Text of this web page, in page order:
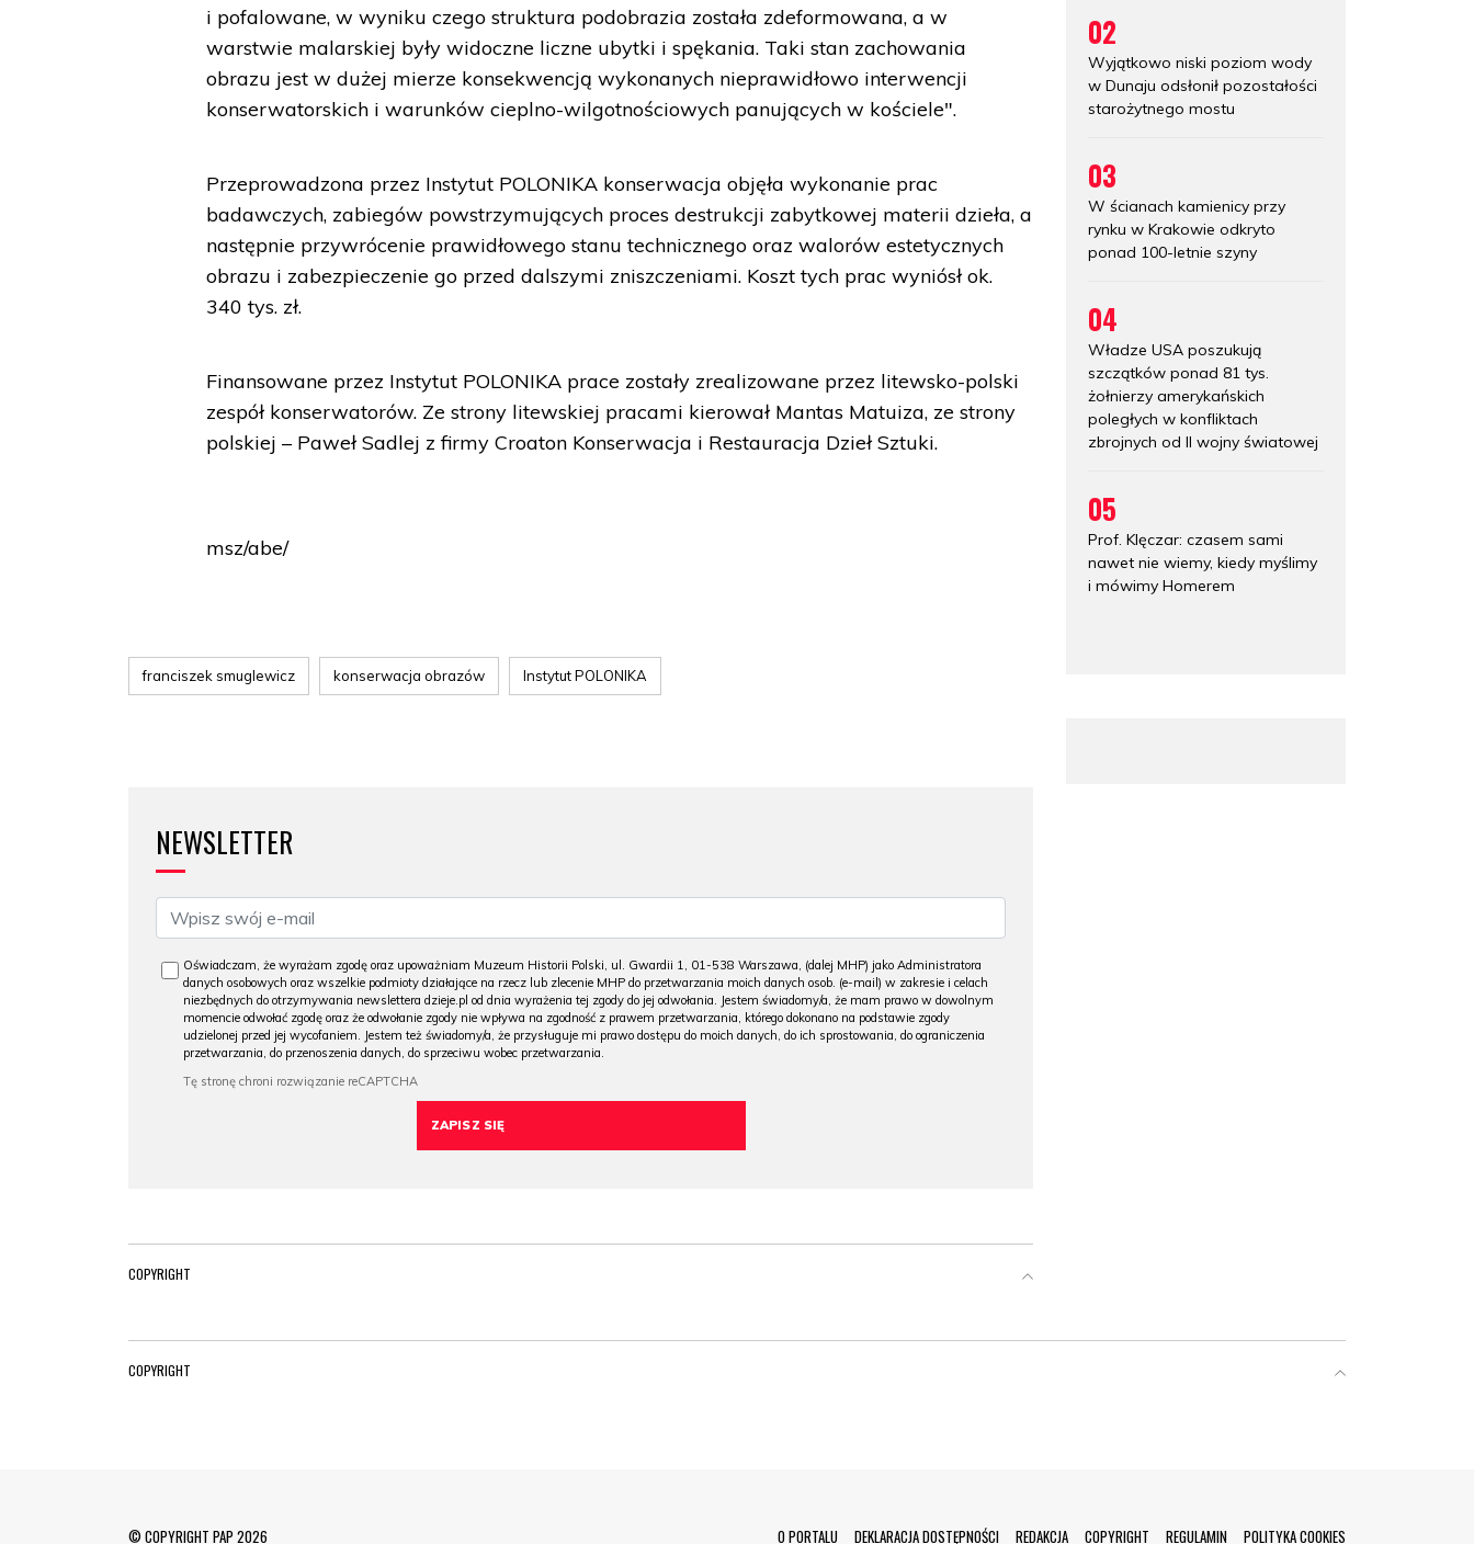
i pofalowane, w wyniku czego struktura podobrazia została zdeformowana, a w
warstwie malarskiej były widoczne liczne ubytki i spękania. Taki stan zachowania
obrazu jest w dużej mierze konsekwencją wykonanych nieprawidłowo interwencji
konserwatorskich i warunków cieplno-wilgotnościowych panujących w kościele".
Przeprowadzona przez Instytut POLONIKA konserwacja objęła wykonanie prac
badawczych, zabiegów powstrzymujących proces destrukcji zabytkowej materii dzieła, a
następnie przywrócenie prawidłowego stanu technicznego oraz walorów estetycznych
obrazu i zabezpieczenie go przed dalszymi zniszczeniami. Koszt tych prac wyniósł ok.
340 tys. zł.
Finansowane przez Instytut POLONIKA prace zostały zrealizowane przez litewsko-polski
zespół konserwatorów. Ze strony litewskiej pracami kierował Mantas Matuiza, ze strony
polskiej – Paweł Sadlej z firmy Croaton Konserwacja i Restauracja Dzieł Sztuki.
msz/abe/
franciszek smuglewicz konserwacja obrazów Instytut POLONIKA
NEWSLETTER
Oświadczam, że wyrażam zgodę oraz upoważniam Muzeum Historii Polski, ul. Gwardii 1, 01-538 Warszawa, (dalej MHP) jako Administratora
danych osobowych oraz wszelkie podmioty działające na rzecz lub zlecenie MHP do przetwarzania moich danych osob. (e-mail) w zakresie i celach
niezbędnych do otrzymywania newslettera dzieje.pl od dnia wyrażenia tej zgody do jej odwołania. Jestem świadomy/a, że mam prawo w dowolnym
momencie odwołać zgodę oraz że odwołanie zgody nie wpływa na zgodność z prawem przetwarzania, którego dokonano na podstawie zgody
udzielonej przed jej wycofaniem. Jestem też świadomy/a, że przysługuje mi prawo dostępu do moich danych, do ich sprostowania, do ograniczenia
przetwarzania, do przenoszenia danych, do sprzeciwu wobec przetwarzania.
COPYRIGHT
02
Wyjątkowo niski poziom wody
w Dunaju odsłonił pozostałości
starożytnego mostu
03
W ścianach kamienicy przy
rynku w Krakowie odkryto
ponad 100-letnie szyny
04
Władze USA poszukują
szczątków ponad 81 tys.
żołnierzy amerykańskich
poległych w konfliktach
zbrojnych od II wojny światowej
05
Prof. Klęczar: czasem sami
nawet nie wiemy, kiedy myślimy
i mówimy Homerem
COPYRIGHT
© COPYRIGHT PAP 2026 O PORTALU DEKLARACJA DOSTĘPNOŚCI REDAKCJA COPYRIGHT REGULAMIN POLITYKA COOKIES